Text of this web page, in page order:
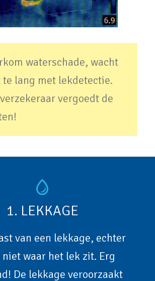
waterschade, wacht
te lang met lekdetectie.
vergoedt de
1. LEKKAGE
van een lekkage, echter
niet waar het lek zit. Erg
De lekkage veroorzaakt